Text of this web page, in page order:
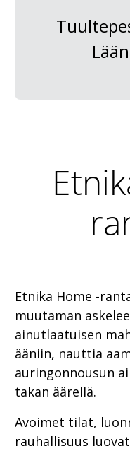
Etnika Home -
muutaman
ainutlaatuisen
ääniin, nauttia
auringonnousun
takan äärellä.
Avoimet tilat,
rauhallisuus